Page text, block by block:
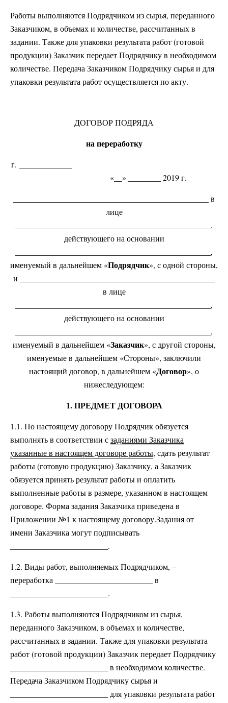
Работы выполняются Подрядчиком из сырья, переданного
Заказчиком, в объемах и количестве, рассчитанных в
задании. Также для упаковки результата работ (готовой
продукции) Заказчик передает Подрядчику в необходимом
количестве. Передача Заказчиком Подрядчику сырья и для
упаковки результата работ осуществляется по акту.
ДОГОВОР ПОДРЯДА
на переработку
г. _____________
«__» ________ 2019 г.
________________________________________________ в
лице
________________________________________________,
действующего на основании
________________________________________________,
именуемый в дальнейшем «Подрядчик», с одной стороны,
и ________________________________________________
в лице
________________________________________________,
действующего на основании
________________________________________________,
именуемый в дальнейшем «Заказчик», с другой стороны,
именуемые в дальнейшем «Стороны», заключили
настоящий договор, в дальнейшем «Договор», о
нижеследующем:
1. ПРЕДМЕТ ДОГОВОРА
1.1. По настоящему договору Подрядчик обязуется
выполнять в соответствии сзаданиями Заказчика
указанные в настоящем договоре работы, сдать результат
работы (готовую продукцию) Заказчику, а Заказчик
обязуется принять результат работы и оплатить
выполненные работы в размере, указанном в настоящем
договоре. Форма задания Заказчика приведена в
Приложении №1 к настоящему договору.Задания от
имени Заказчика могут подписывать
________________________.
1.2. Виды работ, выполняемых Подрядчиком, –
переработка ________________________ в
________________________.
1.3. Работы выполняются Подрядчиком из сырья,
переданного Заказчиком, в объемах и количестве,
рассчитанных в задании. Также для упаковки результата
работ (готовой продукции) Заказчик передает Подрядчику
________________________ в необходимом количестве.
Передача Заказчиком Подрядчику сырья и
________________________ для упаковки результата работ